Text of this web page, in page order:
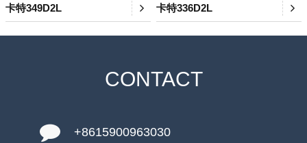
卡特349D2L 卡特336D2L
CONTACT
+8615900963030